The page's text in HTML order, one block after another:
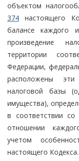
объектом
374 настоящего
балансе каждого
произведение
территории
Федерации,
расположены
налоговой базы
имущества),
в соответствии со
отношении
учетом
настоящего Кодекса.